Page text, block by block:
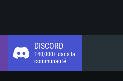
DISCORD
140,000+ dans la
communauté